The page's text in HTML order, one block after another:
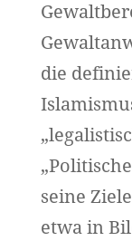
die
seine
etwa in